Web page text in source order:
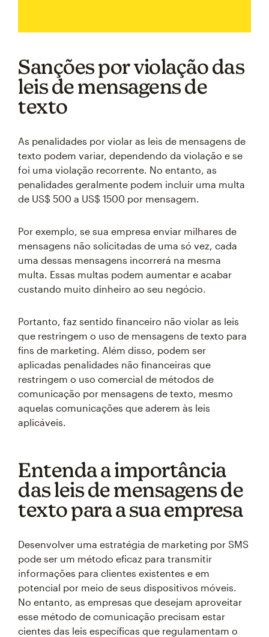
Sanções por violação das
leis de mensagens de
texto
As penalidades por violar as leis de mensagens de
texto podem variar, dependendo da violação e se
foi uma violação recorrente. No entanto, as
penalidades geralmente podem incluir uma multa
de US$ 500 a US$ 1500 por mensagem.
Por exemplo, se sua empresa enviar milhares de
mensagens não solicitadas de uma só vez, cada
uma dessas mensagens incorrerá na mesma
multa. Essas multas podem aumentar e acabar
custando muito dinheiro ao seu negócio.
Portanto, faz sentido financeiro não violar as leis
que restringem o uso de mensagens de texto para
fins de marketing. Além disso, podem ser
aplicadas penalidades não financeiras que
restringem o uso comercial de métodos de
comunicação por mensagens de texto, mesmo
aquelas comunicações que aderem às leis
aplicáveis.
Entenda a importância
das leis de mensagens de
texto para a sua empresa
Desenvolver uma estratégia de marketing por SMS
pode ser um método eficaz para transmitir
informações para clientes existentes e em
potencial por meio de seus dispositivos móveis.
No entanto, as empresas que desejam aproveitar
esse método de comunicação precisam estar
cientes das leis específicas que regulamentam o